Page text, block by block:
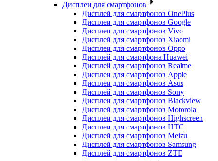
Дисплеи для смартфонов
Дисплей для смартфонов OnePlus
Дисплеи для смартфонов Google
Дисплеи для смартфонов Vivo
Дисплей для смартфонов Xiaomi
Дисплеи для смартфонов Oppo
Дисплей для смартфона Huawei
Дисплей для смартфонов Realme
Дисплеи для смартфонов Apple
Дисплеи для смартфонов Asus
Дисплей для смартфонов Sony
Дисплеи для смартфонов Blackview
Дисплей для смартфонов Motorola
Дисплеи для смартфонов Highscreen
Дисплеи для смартфонов HTC
Дисплей для смартфонов Meizu
Дисплей для смартфонов Samsung
Дисплей для смартфонов ZTE